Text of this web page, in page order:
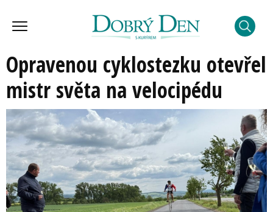
Opravenou cyklostezku otevřel
mistr světa na velocipédu